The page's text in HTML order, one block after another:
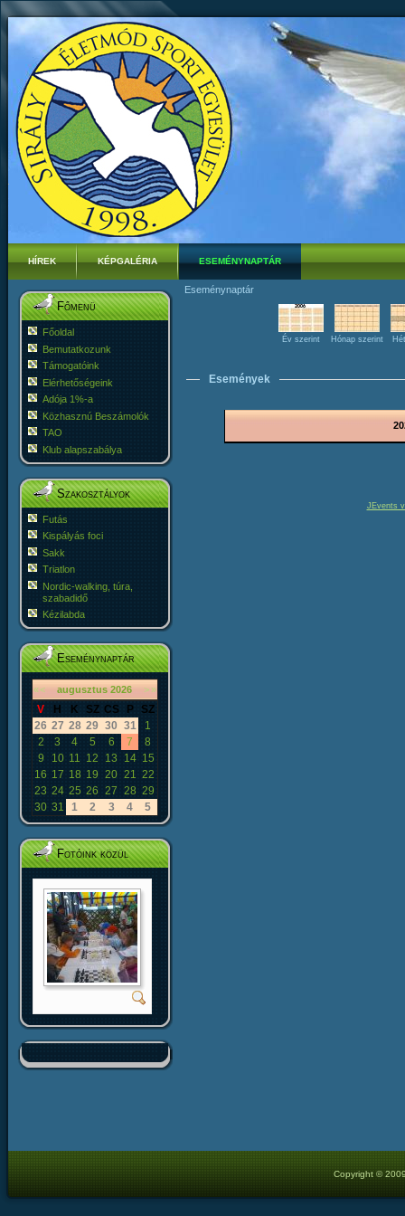
HÍREK KÉPGALÉRIA ESEMÉNYNAPTÁR
Főmenü
Főoldal
Bemutatkozunk
Támogatóink
Elérhetőségeink
Adója 1%-a
Közhasznú Beszámolók
TAO
Klub alapszabálya
Szakosztályok
Futás
Kispályás foci
Sakk
Triatlon
Nordic-walking, túra,
szabadidő
Kézilabda
Eseménynaptár
«< augusztus 2026 >»
V H K SZ CS P
SZ
26 27 28 29 30 31
1
2
3 4 5 6 7
8
9
10 11 12 13 14 15
16 17 18 19 20 21 22
23 24 25 26 27 28 29
30 31 1 2 3 4 5
Fotóink közül
Eseménynaptár
Év szerint Hónap szerint
Események
JEvents
Copyright ©